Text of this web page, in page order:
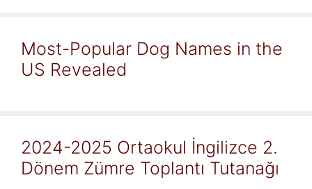
Most-Popular Dog Names in the
US Revealed
2024-2025 Ortaokul İngilizce 2.
Dönem Zümre Toplantı Tutanağı